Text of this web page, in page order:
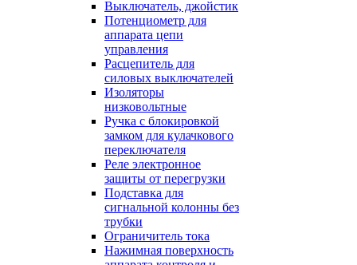
Выключатель, джойстик
Потенциометр для
аппарата цепи
управления
Расцепитель для
силовых выключателей
Изоляторы
низковольтные
Ручка с блокировкой
замком для кулачкового
переключателя
Реле электронное
защиты от перегрузки
Подставка для
сигнальной колонны без
трубки
Ограничитель тока
Нажимная поверхность